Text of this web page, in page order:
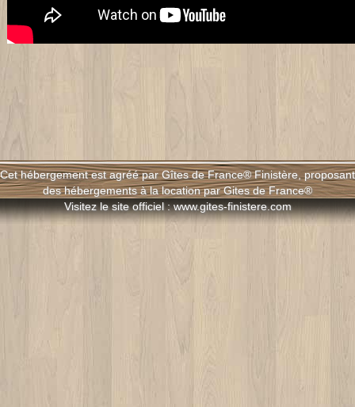
Cet hébergement est agréé par Gîtes de France® Finistère, proposant
des hébergements à la location par Gites de France®
Visitez le site officiel : www.gites-finistere.com